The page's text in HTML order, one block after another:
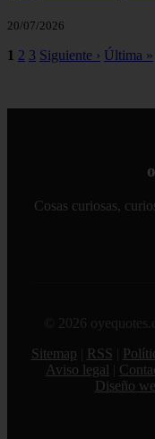
20/07/2026
1 2 3 Siguiente › Última »
Cosas curiosas,
© 2026
Sitemap
RSS
Aviso legal
Diseño